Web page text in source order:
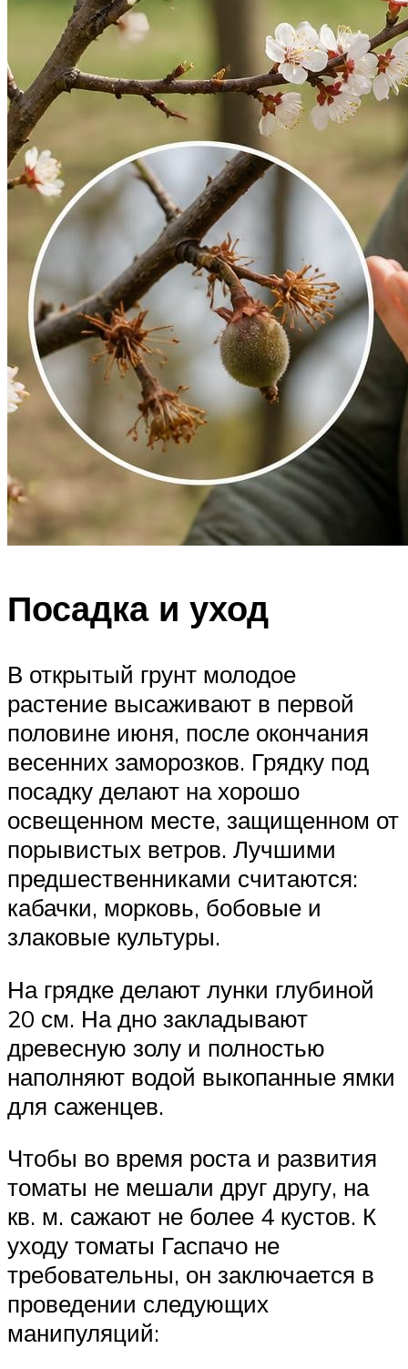
Посадка и уход
В открытый грунт молодое
растение высаживают в первой
половине июня, после окончания
весенних заморозков. Грядку под
посадку делают на хорошо
освещенном месте, защищенном от
порывистых ветров. Лучшими
предшественниками считаются:
кабачки, морковь, бобовые и
злаковые культуры.
На грядке делают лунки глубиной
20 см. На дно закладывают
древесную золу и полностью
наполняют водой выкопанные ямки
для саженцев.
Чтобы во время роста и развития
томаты не мешали друг другу, на
кв. м. сажают не более 4 кустов. К
уходу томаты Гаспачо не
требовательны, он заключается в
проведении следующих
манипуляций: